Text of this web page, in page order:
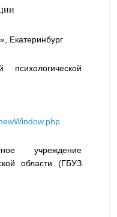
Екатеринбург
учреждение
области (ГБУЗ